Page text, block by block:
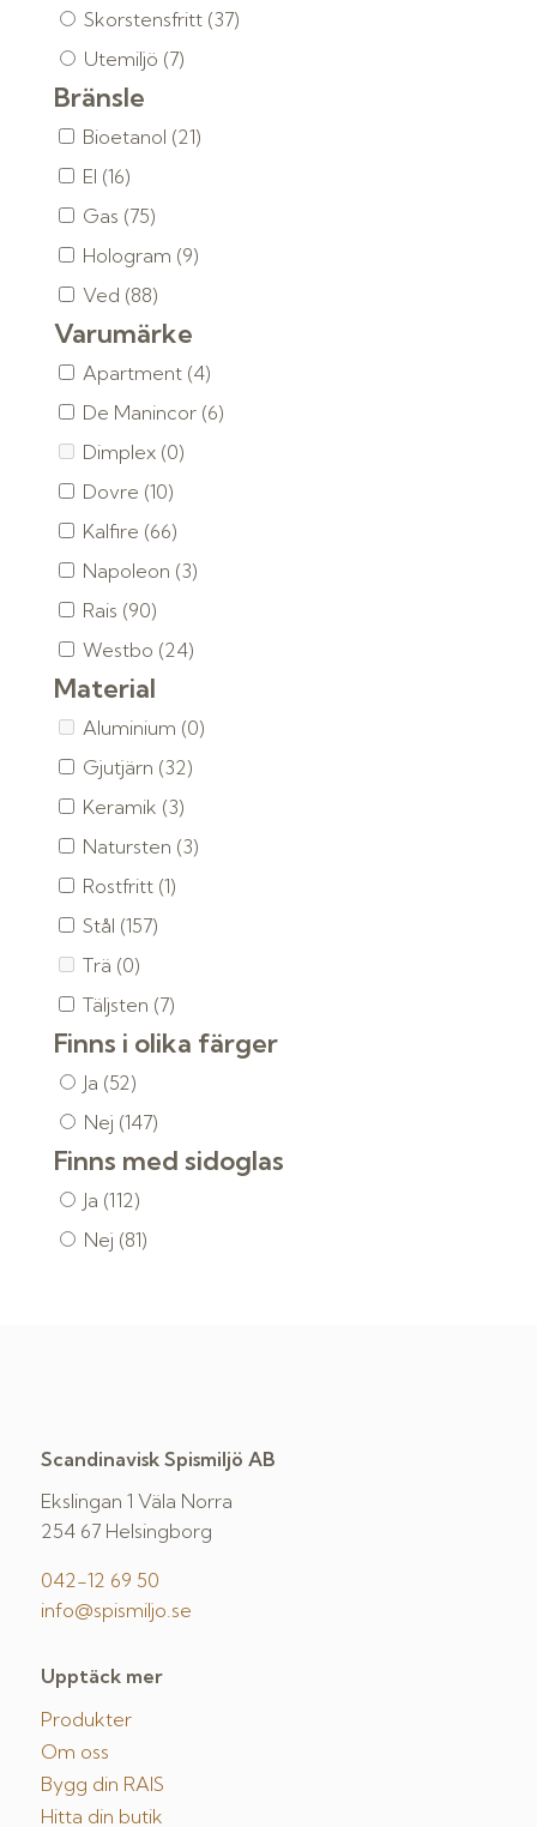
Skorstensfritt (37)
Utemiljö (7)
Bränsle
Bioetanol (21)
El (16)
Gas (75)
Hologram (9)
Ved (88)
Varumärke
Apartment (4)
De Manincor (6)
Dimplex (0)
Dovre (10)
Kalfire (66)
Napoleon (3)
Rais (90)
Westbo (24)
Material
Aluminium (0)
Gjutjärn (32)
Keramik (3)
Natursten (3)
Rostfritt (1)
Stål (157)
Trä (0)
Täljsten (7)
Finns i olika färger
Ja (52)
Nej (147)
Finns med sidoglas
Ja (112)
Nej (81)
Scandinavisk Spismiljö AB
Ekslingan 1 Väla Norra
254 67 Helsingborg
042-12 69 50
info@spismiljo.se
Upptäck mer
Produkter
Om oss
Bygg din RAIS
Hitta din butik